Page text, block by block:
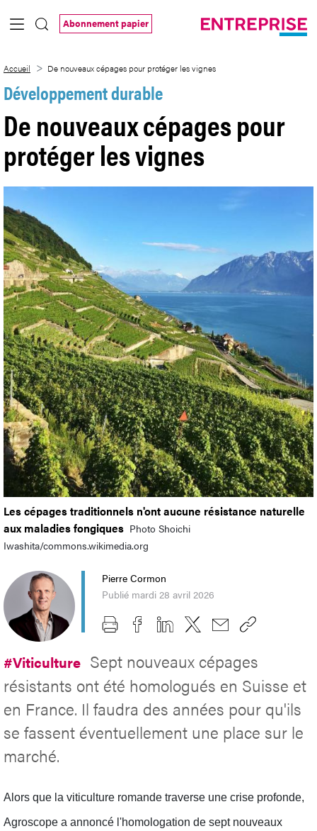
Saut au contenu principal
Abonnement papier
Accueil De nouveaux cépages pour protéger les vignes
Développement durable
De nouveaux cépages pour
protéger les vignes
Les cépages traditionnels n'ont aucune résistance naturelle
aux maladies fongiques Photo Shoichi
Iwashita/commons.wikimedia.org
Pierre Cormon
Publié mardi 28 avril 2026
#Viticulture Sept nouveaux cépages
résistants ont été homologués en Suisse et
en France. Il faudra des années pour qu'ils
se fassent éventuellement une place sur le
marché.
Alors que la viticulture romande traverse une crise profonde,
Agroscope a annoncé l'homologation de sept nouveaux